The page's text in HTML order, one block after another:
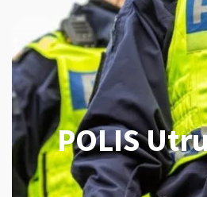
POLIS